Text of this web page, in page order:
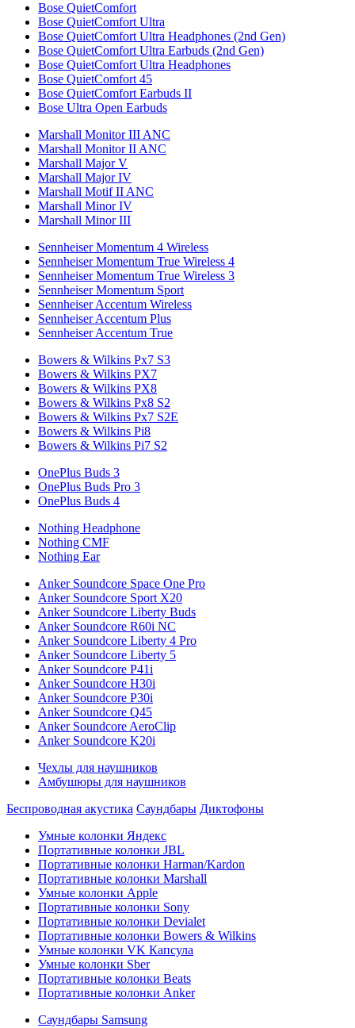
Bose QuietComfort
Bose QuietComfort Ultra
Bose QuietComfort Ultra Headphones (2nd Gen)
Bose QuietComfort Ultra Earbuds (2nd Gen)
Bose QuietComfort Ultra Headphones
Bose QuietComfort 45
Bose QuietComfort Earbuds II
Bose Ultra Open Earbuds
Marshall Monitor III ANC
Marshall Monitor II ANC
Marshall Major V
Marshall Major IV
Marshall Motif II ANC
Marshall Minor IV
Marshall Minor III
Sennheiser Momentum 4 Wireless
Sennheiser Momentum True Wireless 4
Sennheiser Momentum True Wireless 3
Sennheiser Momentum Sport
Sennheiser Accentum Wireless
Sennheiser Accentum Plus
Sennheiser Accentum True
Bowers & Wilkins Px7 S3
Bowers & Wilkins PX7
Bowers & Wilkins PX8
Bowers & Wilkins Px8 S2
Bowers & Wilkins Px7 S2E
Bowers & Wilkins Pi8
Bowers & Wilkins Pi7 S2
OnePlus Buds 3
OnePlus Buds Pro 3
OnePlus Buds 4
Nothing Headphone
Nothing CMF
Nothing Ear
Anker Soundcore Space One Pro
Anker Soundcore Sport X20
Anker Soundcore Liberty Buds
Anker Soundcore R60i NC
Anker Soundcore Liberty 4 Pro
Anker Soundcore Liberty 5
Anker Soundcore P41i
Anker Soundcore H30i
Anker Soundcore P30i
Anker Soundcore Q45
Anker Soundcore AeroClip
Anker Soundcore K20i
Чехлы для наушников
Амбушюры для наушников
Беспроводная акустика Саундбары Диктофоны
Умные колонки Яндекс
Портативные колонки JBL
Портативные колонки Harman/Kardon
Портативные колонки Marshall
Умные колонки Apple
Портативные колонки Sony
Портативные колонки Devialet
Портативные колонки Bowers & Wilkins
Умные колонки VK Капсула
Умные колонки Sber
Портативные колонки Beats
Портативные колонки Anker
Саундбары Samsung